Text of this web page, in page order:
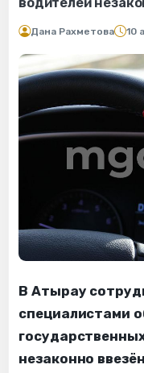
Дана Рахметова 10
В Атырау
специалистами
незаконно